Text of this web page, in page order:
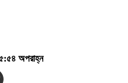
অপরাহ্ন